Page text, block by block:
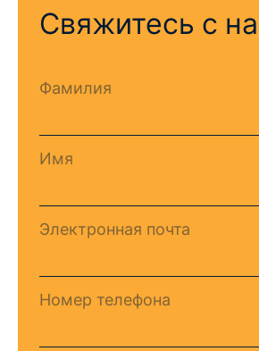
Свяжитесь с
Фамилия
Имя
Электронная почта
Номер телефона